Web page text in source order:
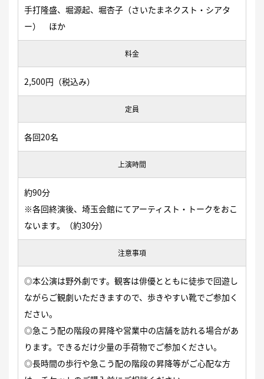
手打隆盛、堀源起、堀杏子（さいたまネクスト・シアタ
ー） ほか
料金
2,500円（税込み）
定員
各回20名
上演時間
約90分
※各回終演後、埼玉会館にてアーティスト・トークをおこ
ないます。（約30分）
注意事項
◎本公演は野外劇です。観客は俳優とともに徒歩で回遊し
ながらご観劇いただきますので、歩きやすい靴でご参加く
ださい。
◎急こう配の階段の昇降や営業中の店舗を訪れる場合があ
ります。できるだけ少量の手荷物でご参加ください。
◎長時間の歩行や急こう配の階段の昇降等がご心配な方